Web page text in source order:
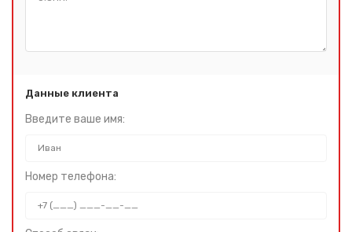
Данные клиента
Введите ваше имя:
Номер телефона: